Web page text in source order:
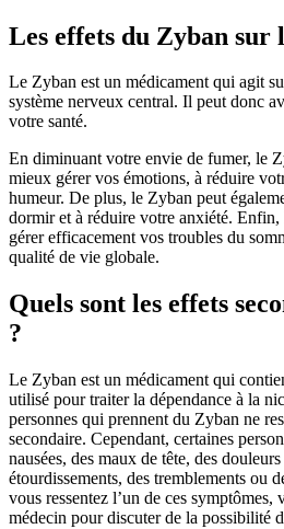
Les effets du Zyban sur
Le Zyban est un médicament qui agit
système nerveux central. Il peut donc
votre santé.
En diminuant votre envie de fumer, le
mieux gérer vos émotions, à réduire
humeur. De plus, le Zyban peut
dormir et à réduire votre anxiété.
gérer efficacement vos troubles du
qualité de vie globale.
Quels sont les effets
?
Le Zyban est un médicament qui
utilisé pour traiter la dépendance à la
personnes qui prennent du Zyban ne
secondaire. Cependant, certaines
nausées, des maux de tête, des
étourdissements, des tremblements ou
vous ressentez l’un de ces
médecin pour discuter de la possibilité